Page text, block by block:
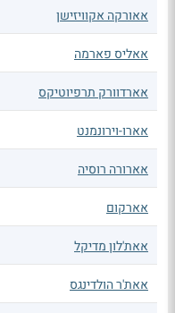
אאורקה אקוויזישן
אאליס פארמה
אארדוורק תרפיוטיקס
אארו-וירונמנט
אארורה רוסיה
אארקום
אאת'לון מדיקל
אאת'ר הולדינגס